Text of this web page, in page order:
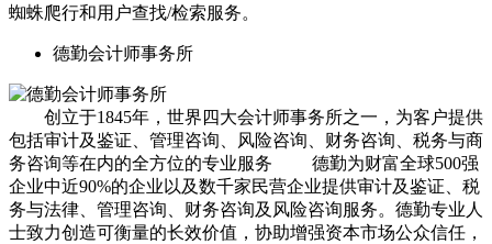
蜘蛛爬行和用户查找/检索服务。
德勤会计师事务所
创立于1845年，世界四大会计师事务所之一，为客户提供
包括审计及鉴证、管理咨询、风险咨询、财务咨询、税务与商
务咨询等在内的全方位的专业服务 德勤为财富全球500强
企业中近90%的企业以及数千家民营企业提供审计及鉴证、税
务与法律、管理咨询、财务咨询及风险咨询服务。德勤专业人
士致力创造可衡量的长效价值，协助增强资本市场公众信任，